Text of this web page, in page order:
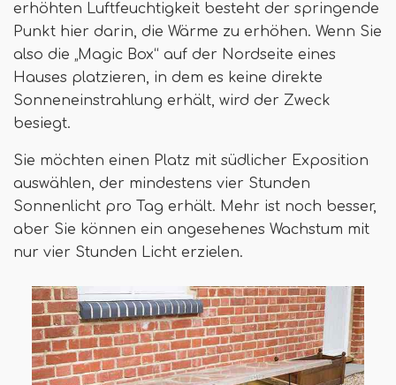
erhöhten Luftfeuchtigkeit besteht der springende
Punkt hier darin, die Wärme zu erhöhen. Wenn Sie
also die „Magic Box“ auf der Nordseite eines
Hauses platzieren, in dem es keine direkte
Sonneneinstrahlung erhält, wird der Zweck
besiegt.
Sie möchten einen Platz mit südlicher Exposition
auswählen, der mindestens vier Stunden
Sonnenlicht pro Tag erhält. Mehr ist noch besser,
aber Sie können ein angesehenes Wachstum mit
nur vier Stunden Licht erzielen.